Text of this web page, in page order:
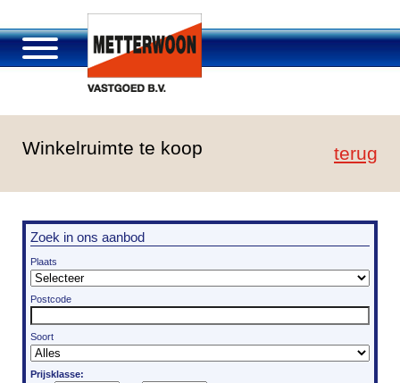
Portfolio
Vacatures en carrière
Contact
Winkelruimte te koop terug
Zoek in ons aanbod
Plaats
Postcode
Soort
Prijsklasse: